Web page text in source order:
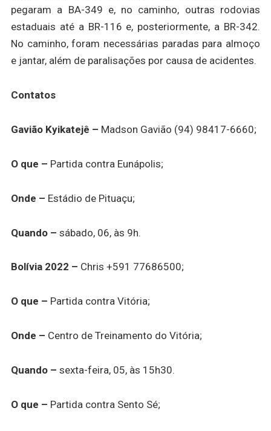
pegaram a BA-349 e, no caminho, outras rodovias
estaduais até a BR-116 e, posteriormente, a BR-342.
No caminho, foram necessárias paradas para almoço
e jantar, além de paralisações por causa de acidentes.
Contatos
Gavião Kyikatejê – Madson Gavião (94) 98417-6660;
O que – Partida contra Eunápolis;
Onde – Estádio de Pituaçu;
Quando – sábado, 06, às 9h.
Bolívia 2022 – Chris +591 77686500;
O que – Partida contra Vitória;
Onde – Centro de Treinamento do Vitória;
Quando – sexta-feira, 05, às 15h30.
O que – Partida contra Sento Sé;